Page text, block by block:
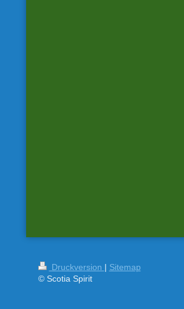
Druckversion | Sitemap
© Scotia Spirit